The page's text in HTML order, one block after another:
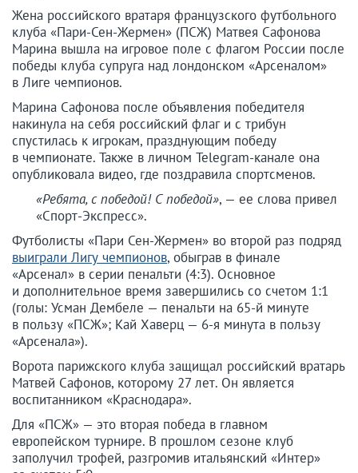
Жена российского вратаря французского футбольного
клуба «Пари-Сен-Жермен» (ПСЖ) Матвея Сафонова
Марина вышла на игровое поле с флагом России после
победы клуба супруга над лондонском «Арсеналом»
в Лиге чемпионов.
Марина Сафонова после объявления победителя
накинула на себя российский флаг и с трибун
спустилась к игрокам, празднующим победу
в чемпионате. Также в личном Telegram-канале она
опубликовала видео, где поздравила спортсменов.
«Ребята, с победой! С победой», — ее слова привел
«Спорт-Экспресс».
Футболисты «Пари Сен-Жермен» во второй раз подряд
выиграли Лигу чемпионов, обыграв в финале
«Арсенал» в серии пенальти (4:3). Основное
и дополнительное время завершились со счетом 1:1
(голы: Усман Дембеле — пенальти на 65-й минуте
в пользу «ПСЖ»; Кай Хаверц — 6-я минута в пользу
«Арсенала»).
Ворота парижского клуба защищал российский вратарь
Матвей Сафонов, которому 27 лет. Он является
воспитанником «Краснодара».
Для «ПСЖ» — это вторая победа в главном
европейском турнире. В прошлом сезоне клуб
заполучил трофей, разгромив итальянский «Интер»